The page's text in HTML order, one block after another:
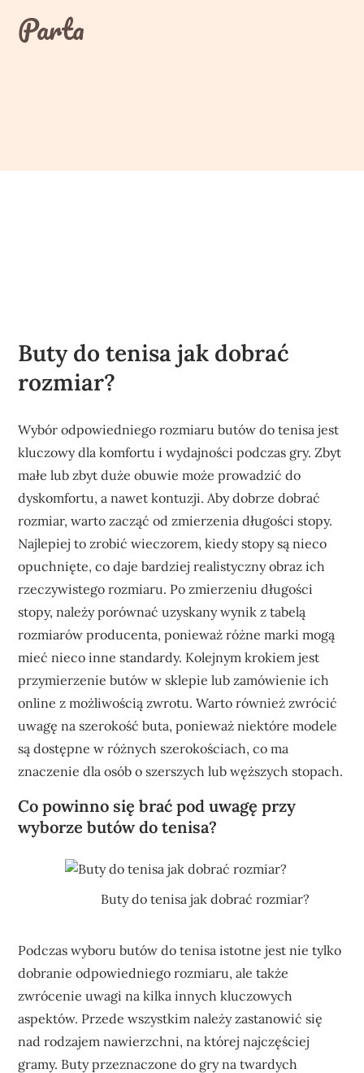
contentParta
Buty do tenisa jak dobrać
rozmiar?
Wybór odpowiedniego rozmiaru butów do tenisa jest
kluczowy dla komfortu i wydajności podczas gry. Zbyt
małe lub zbyt duże obuwie może prowadzić do
dyskomfortu, a nawet kontuzji. Aby dobrze dobrać
rozmiar, warto zacząć od zmierzenia długości stopy.
Najlepiej to zrobić wieczorem, kiedy stopy są nieco
opuchnięte, co daje bardziej realistyczny obraz ich
rzeczywistego rozmiaru. Po zmierzeniu długości
stopy, należy porównać uzyskany wynik z tabelą
rozmiarów producenta, ponieważ różne marki mogą
mieć nieco inne standardy. Kolejnym krokiem jest
przymierzenie butów w sklepie lub zamówienie ich
online z możliwością zwrotu. Warto również zwrócić
uwagę na szerokość buta, ponieważ niektóre modele
są dostępne w różnych szerokościach, co ma
znaczenie dla osób o szerszych lub węższych stopach.
Co powinno się brać pod uwagę przy
wyborze butów do tenisa?
Buty do tenisa jak dobrać rozmiar?
Podczas wyboru butów do tenisa istotne jest nie tylko
dobranie odpowiedniego rozmiaru, ale także
zwrócenie uwagi na kilka innych kluczowych
aspektów. Przede wszystkim należy zastanowić się
nad rodzajem nawierzchni, na której najczęściej
gramy. Buty przeznaczone do gry na twardych